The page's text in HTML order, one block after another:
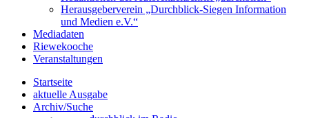
Herausgeberverein „Durchblick-Siegen Information
und Medien e.V.“
Mediadaten
Riewekooche
Veranstaltungen
Startseite
aktuelle Ausgabe
Archiv/Suche